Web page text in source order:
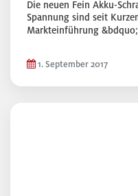
Die neuen Fein Akku-
Spannung sind seit
Markteinführung
1. September 2017